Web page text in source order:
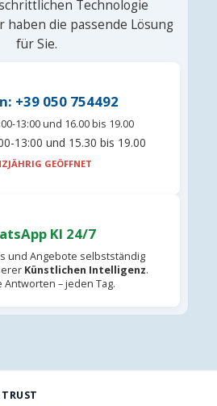
Technologie
haben die passende Lösung
für Sie.
+39 050 754492
13:00 und 16.00 bis 19.00
13:00 und 15.30 bis 19.00
GEÖFFNET
KI 24/7
und Angebote selbstständig
Künstlichen Intelligenz.
Antworten – jeden Tag.